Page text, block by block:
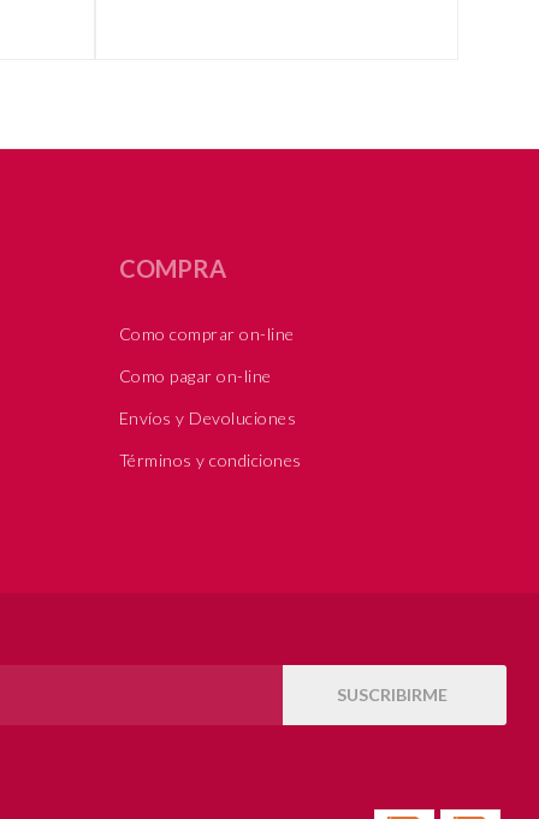
SUSCRIBIRME
COMPRA
Como comprar on-line
Como pagar on-line
Envíos y Devoluciones
Términos y condiciones